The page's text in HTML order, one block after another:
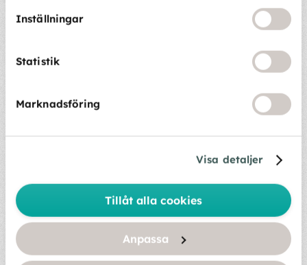
Inställningar
Statistik
Marknadsföring
Visa detaljer
Tillåt alla cookies
Anpassa
Letar du efter något annat? Ta en titt på våra
tjänster